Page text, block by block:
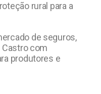
rural para a
de seguros,
com
produtores e